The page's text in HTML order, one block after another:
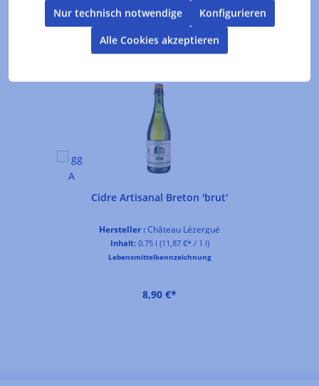
Produktgalerie überspringen
Kunden kauften auch
Cidre Artisanal Breton 'brut'
Hersteller :Château Lézergué
Inhalt: 0.75 l (11,87 €* / 1 l)
Lebensmittelkennzeichnung
8,90 €*
Nur technisch notwendige
Konfigurieren
Alle Cookies akzeptieren